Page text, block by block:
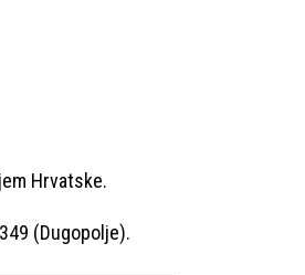
Hrvatske.
(Dugopolje).